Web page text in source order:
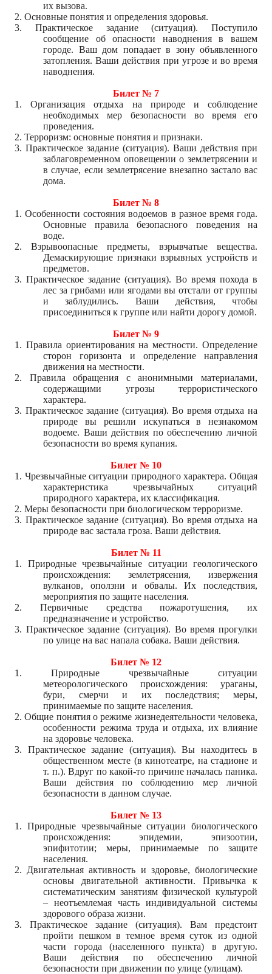
их вызова.
2. Основные понятия и определения здоровья.
3. Практическое задание (ситуация). Поступило
сообщение об опасности наводнения в вашем
городе. Ваш дом попадает в зону объявленного
затопления. Ваши действия при угрозе и во время
наводнения.
Билет № 7
1. Организация отдыха на природе и соблюдение
необходимых мер безопасности во время его
проведения.
2. Терроризм: основные понятия и признаки.
3. Практическое задание (ситуация). Ваши действия при
заблаговременном оповещении о землетрясении и
в случае, если землетрясение внезапно застало вас
дома.
Билет № 8
1. Особенности состояния водоемов в разное время года.
Основные правила безопасного поведения на
воде.
2. Взрывоопасные предметы, взрывчатые вещества.
Демаскирующие признаки взрывных устройств и
предметов.
3. Практическое задание (ситуация). Во время похода в
лес за грибами или ягодами вы отстали от группы
и заблудились. Ваши действия, чтобы
присоединиться к группе или найти дорогу домой.
Билет № 9
1. Правила ориентирования на местности. Определение
сторон горизонта и определение направления
движения на местности.
2. Правила обращения с анонимными материалами,
содержащими угрозы террористического
характера.
3. Практическое задание (ситуация). Во время отдыха на
природе вы решили искупаться в незнакомом
водоеме. Ваши действия по обеспечению личной
безопасности во время купания.
Билет № 10
1. Чрезвычайные ситуации природного характера. Общая
характеристика чрезвычайных ситуаций
природного характера, их классификация.
2. Меры безопасности при биологическом терроризме.
3. Практическое задание (ситуация). Во время отдыха на
природе вас застала гроза. Ваши действия.
Билет № 11
1. Природные чрезвычайные ситуации геологического
происхождения: землетрясения, извержения
вулканов, оползни и обвалы. Их последствия,
мероприятия по защите населения.
2. Первичные средства пожаротушения, их
предназначение и устройство.
3. Практическое задание (ситуация). Во время прогулки
по улице на вас напала собака. Ваши действия.
Билет № 12
1. Природные чрезвычайные ситуации
метеорологического происхождения: ураганы,
бури, смерчи и их последствия; меры,
принимаемые по защите населения.
2. Общие понятия о режиме жизнедеятельности человека,
особенности режима труда и отдыха, их влияние
на здоровье человека.
3. Практическое задание (ситуация). Вы находитесь в
общественном месте (в кинотеатре, на стадионе и
т. п.). Вдруг по какой-то причине началась паника.
Ваши действия по соблюдению мер личной
безопасности в данном случае.
Билет № 13
1. Природные чрезвычайные ситуации биологического
происхождения: эпидемии, эпизоотии,
эпифитотии; меры, принимаемые по защите
населения.
2. Двигательная активность и здоровье, биологические
основы двигательной активности. Привычка к
систематическим занятиям физической культурой
– неотъемлемая часть индивидуальной системы
здорового образа жизни.
3. Практическое задание (ситуация). Вам предстоит
пройти пешком в темное время суток из одной
части города (населенного пункта) в другую.
Ваши действия по обеспечению личной
безопасности при движении по улице (улицам).